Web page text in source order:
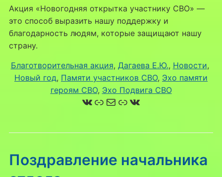
Акция «Новогодняя открытка участнику СВО» —
это способ выразить нашу поддержку и
благодарность людям, которые защищают нашу
страну.
Благотворительная акция, Дагаева Е.Ю., Новости
Новый год, Памяти участников СВО, Эхо памяти
героям СВО, Эхо Подвига СВО
ВКонтакте
Ссылка
Почта
Ссылка
ВКонтакте
Поздравление начальника